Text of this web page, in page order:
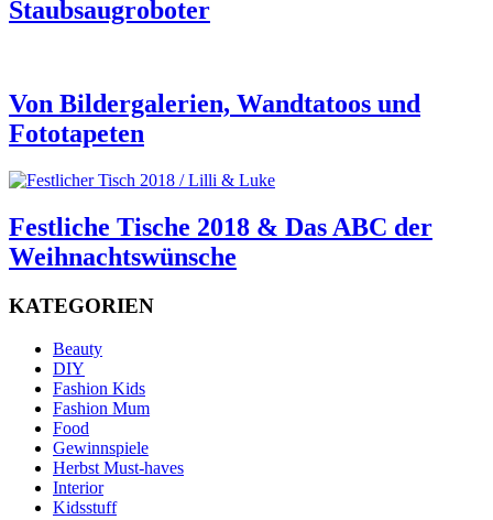
Staubsaugroboter
Von Bildergalerien, Wandtatoos und
Fototapeten
Festliche Tische 2018 & Das ABC der
Weihnachtswünsche
KATEGORIEN
Beauty
DIY
Fashion Kids
Fashion Mum
Food
Gewinnspiele
Herbst Must-haves
Interior
Kidsstuff